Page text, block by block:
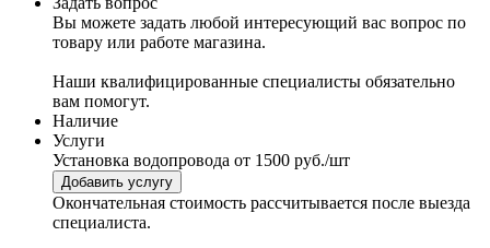
Вы можете задать любой интересующий вас вопрос по
товару или работе магазина.
Наши квалифицированные специалисты обязательно
вам помогут.
Наличие
Услуги
Установка водопровода от 1500 руб./шт
Добавить услугу
Окончательная стоимость рассчитывается после выезда
специалиста.